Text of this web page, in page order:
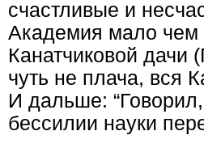
счастливые и
Академия мало чем
Канатчиковой дачи
чуть не плача, вся
И дальше:
бессилии науки